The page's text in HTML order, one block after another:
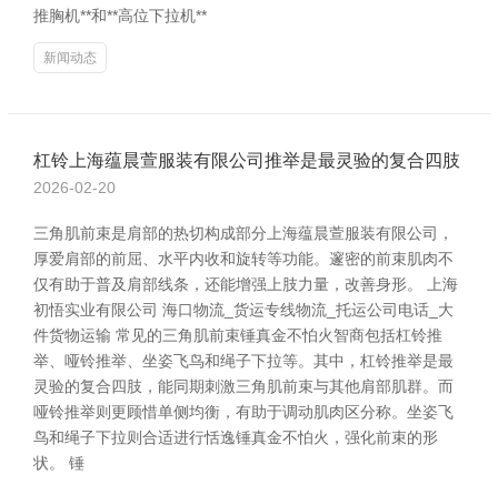
推胸机**和**高位下拉机**
新闻动态
杠铃上海蕴晨萱服装有限公司推举是最灵验的复合四肢
2026-02-20
三角肌前束是肩部的热切构成部分上海蕴晨萱服装有限公司，
厚爱肩部的前屈、水平内收和旋转等功能。邃密的前束肌肉不
仅有助于普及肩部线条，还能增强上肢力量，改善身形。 上海
初悟实业有限公司 海口物流_货运专线物流_托运公司电话_大
件货物运输 常见的三角肌前束锤真金不怕火智商包括杠铃推
举、哑铃推举、坐姿飞鸟和绳子下拉等。其中，杠铃推举是最
灵验的复合四肢，能同期刺激三角肌前束与其他肩部肌群。而
哑铃推举则更顾惜单侧均衡，有助于调动肌肉区分称。坐姿飞
鸟和绳子下拉则合适进行恬逸锤真金不怕火，强化前束的形
状。 锤